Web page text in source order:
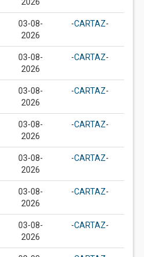
03-08-
2026
-CARTAZ-
03-08-
2026
-CARTAZ-
03-08-
2026
-CARTAZ-
03-08-
2026
-CARTAZ-
03-08-
2026
-CARTAZ-
03-08-
2026
-CARTAZ-
03-08-
2026
-CARTAZ-